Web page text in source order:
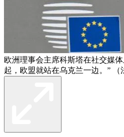
欧洲理事会主席科斯塔在社交媒
起，欧盟就站在乌克兰一边。” （